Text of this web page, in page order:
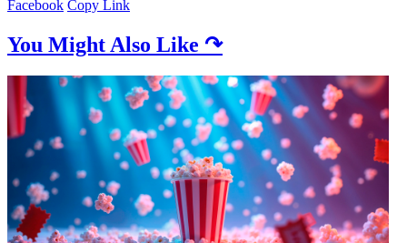
Facebook Copy Link
You Might Also Like ↷